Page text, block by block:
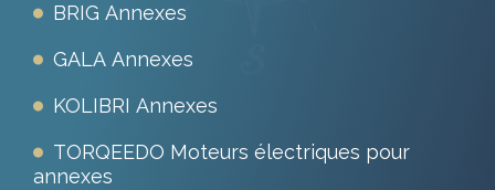
BRIG Annexes
GALA Annexes
KOLIBRI Annexes
TORQEEDO Moteurs électriques pour
annexes